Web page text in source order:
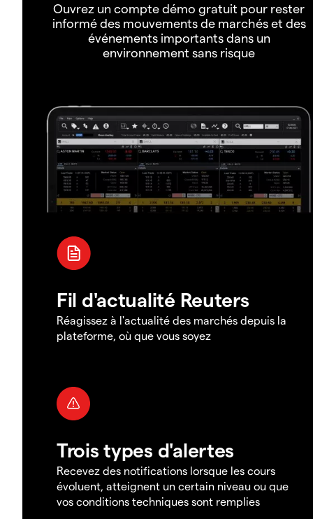
Ouvrez un compte démo gratuit pour rester
informé des mouvements de marchés et des
événements importants dans un
environnement sans risque
Fil d'actualité Reuters
Réagissez à l'actualité des marchés depuis la
plateforme, où que vous soyez
Trois types d'alertes
Recevez des notifications lorsque les cours
évoluent, atteignent un certain niveau ou que
vos conditions techniques sont remplies